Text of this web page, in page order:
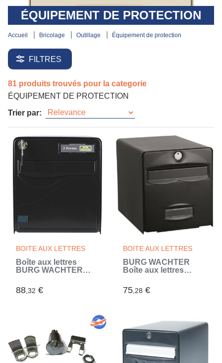
ÉQUIPEMENT DE PROTECTION
accueil bricolage outillage équipement de protection
FILTRES
81 produits trouvés pour la categorie
ÉQUIPEMENT DE PROTECTION
Trier par:
BOITE AUX LETTRES
Boîte aux lettres
BURG WACHTER
pied - Acier galvanisé
- Ouverture latérale -
88,32 €
BOITE AUX LETTRES
BURG WACHTER
Boîte aux lettres
galvanisé - 1 porte -
Noir
75,28 €